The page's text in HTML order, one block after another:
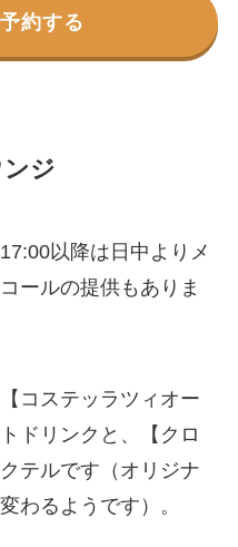
約する
ジ
以降は日中よりメ
ールの提供もありま
コステッラツィオー
ドリンクと、【クロ
テルです（オリジナ
わるようです）。